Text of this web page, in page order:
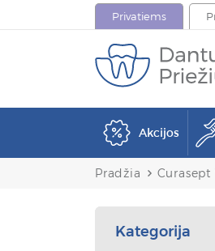
Privatiems
Akcijos
Pradžia
Kategorija